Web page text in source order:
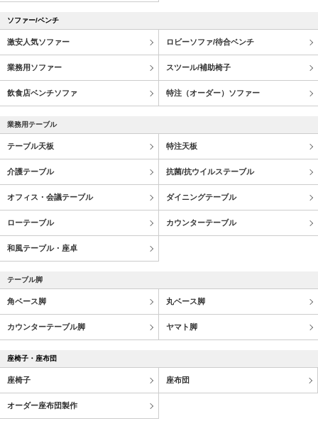
ソファー/ベンチ
激安人気ソファー ロビーソファ/待合ベンチ
業務用ソファー スツール/補助椅子
飲食店ベンチソファ 特注（オーダー）ソファー
業務用テーブル
テーブル天板 特注天板
介護テーブル 抗菌/抗ウイルステーブル
オフィス・会議テーブル ダイニングテーブル
ローテーブル カウンターテーブル
和風テーブル・座卓
テーブル脚
角ベース脚 丸ベース脚
カウンターテーブル脚 ヤマト脚
座椅子・座布団
座椅子 座布団
オーダー座布団製作